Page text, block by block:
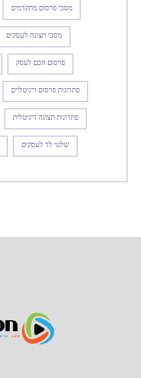
מסכי פרסום מתקדמים
מסכי תצוגה לעסקים
פרסום חכם לעסק
פתרונות פרסום דיגיטליים
פתרונות תצוגה דיגיטלית
שלטי לד לעסקים